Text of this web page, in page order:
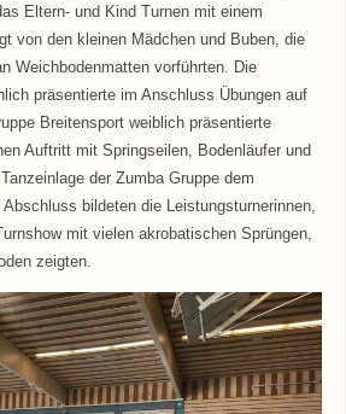
Eltern- und Kind Turnen mit einem
von den kleinen Mädchen und Buben, die
Weichbodenmatten vorführten. Die
präsentierte im Anschluss Übungen auf
Breitensport weiblich präsentierte
Auftritt mit Springseilen, Bodenläufer und
der Zumba Gruppe dem
bildeten die Leistungsturnerinnen,
mit vielen akrobatischen Sprüngen,
zeigten.